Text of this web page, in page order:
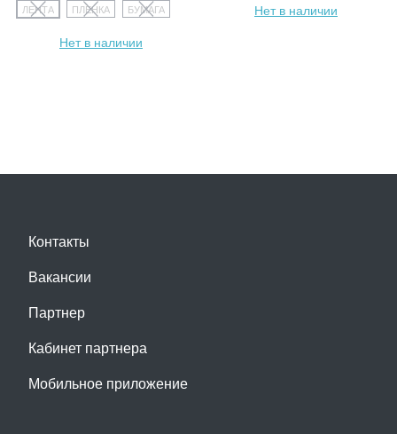
ЛЕНТА ПЛЕНКА БУМАГА
Нет в наличии
Нет в наличии
Контакты
Вакансии
Партнер
Кабинет партнера
Мобильное приложение